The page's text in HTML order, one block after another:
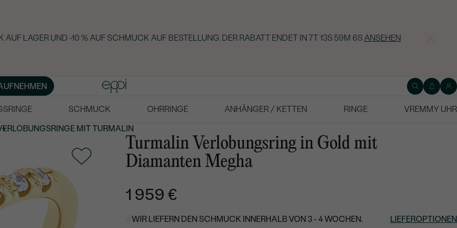
LAGER UND -10 % AUF SCHMUCK AUF BESTELLUNG. DER RABATT ENDET IN 7T 13S 59M 5S ANSEHEN
SCHMUCK OHRRINGE ANHÄNGER / KETTEN RINGE
VREMMY UHR
MIT TURMALIN
Turmalin Verlobungsring in Gold mit
Diamanten Megha
1 959 €
WIR LIEFERN DEN SCHMUCK INNERHALB VON 3 - 4 WOCHEN. LIEFEROPTIONEN